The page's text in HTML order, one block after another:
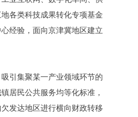
各类科技成果转化专项基金
经验，面向京津冀地区建立
引集聚某一产业领域环节的
居民公共服务均等化标准，
发达地区进行横向财政转移